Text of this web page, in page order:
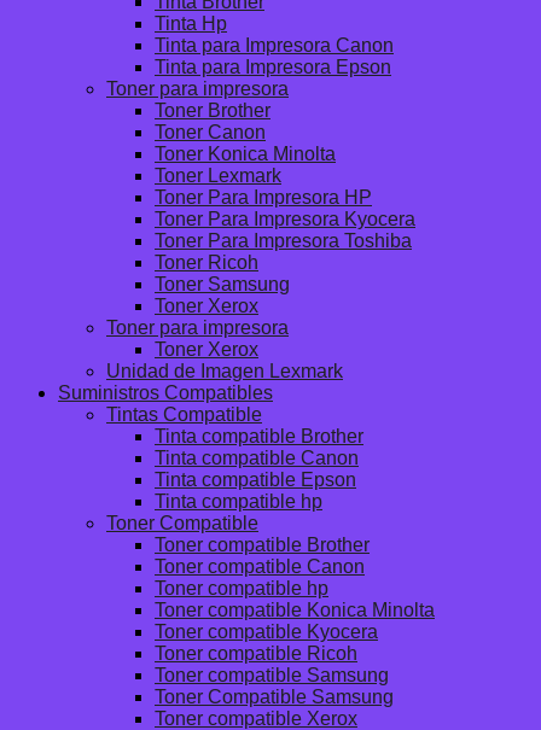
Tinta Hp
Tinta para Impresora Canon
Tinta para Impresora Epson
Toner para impresora
Toner Brother
Toner Canon
Toner Konica Minolta
Toner Lexmark
Toner Para Impresora HP
Toner Para Impresora Kyocera
Toner Para Impresora Toshiba
Toner Ricoh
Toner Samsung
Toner Xerox
Toner para impresora
Toner Xerox
Unidad de Imagen Lexmark
Suministros Compatibles
Tintas Compatible
Tinta compatible Brother
Tinta compatible Canon
Tinta compatible Epson
Tinta compatible hp
Toner Compatible
Toner compatible Brother
Toner compatible Canon
Toner compatible hp
Toner compatible Konica Minolta
Toner compatible Kyocera
Toner compatible Ricoh
Toner compatible Samsung
Toner Compatible Samsung
Toner compatible Xerox